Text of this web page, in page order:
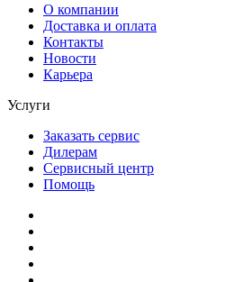
О компании
Доставка и оплата
Контакты
Новости
Карьера
Услуги
Заказать сервис
Дилерам
Сервисный центр
Помощь